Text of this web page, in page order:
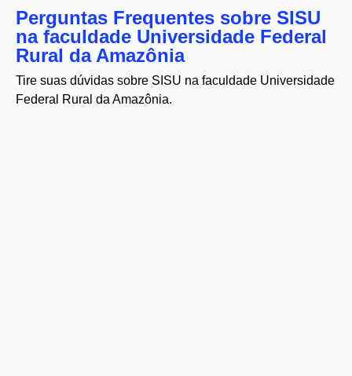
Perguntas Frequentes sobre SISU
na faculdade Universidade Federal
Rural da Amazônia
Tire suas dúvidas sobre SISU na faculdade Universidade
Federal Rural da Amazônia.